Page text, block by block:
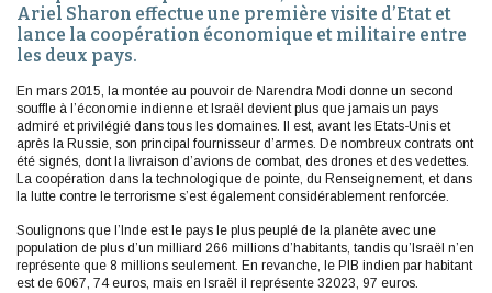
Ariel Sharon effectue une première visite d’Etat et
lance la coopération économique et militaire entre
les deux pays.
En mars 2015, la montée au pouvoir de Narendra Modi donne un second
souffle à l’économie indienne et Israël devient plus que jamais un pays
admiré et privilégié dans tous les domaines. Il est, avant les Etats-Unis et
après la Russie, son principal fournisseur d’armes. De nombreux contrats ont
été signés, dont la livraison d’avions de combat, des drones et des vedettes.
La coopération dans la technologique de pointe, du Renseignement, et dans
la lutte contre le terrorisme s’est également considérablement renforcée.
Soulignons que l’Inde est le pays le plus peuplé de la planète avec une
population de plus d’un milliard 266 millions d’habitants, tandis qu’Israël n’en
représente que 8 millions seulement. En revanche, le PIB indien par habitant
est de 6067, 74 euros, mais en Israël il représente 32023, 97 euros.